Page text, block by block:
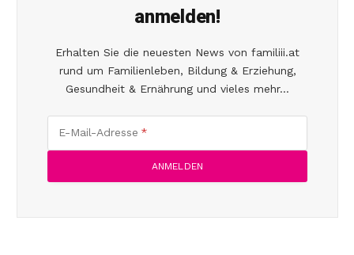
anmelden!
Erhalten Sie die neuesten News von familiii.at
rund um Familienleben, Bildung & Erziehung,
Gesundheit & Ernährung und vieles mehr...
E-Mail-Adresse